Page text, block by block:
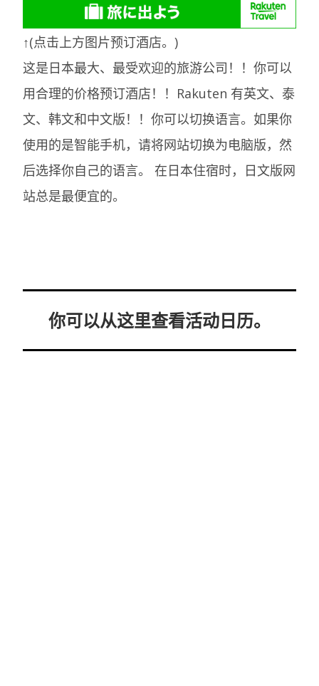
↑(点击上方图片预订酒店。)
这是日本最大、最受欢迎的旅游公司！！你可以
用合理的价格预订酒店！！Rakuten 有英文、泰
文、韩文和中文版！！你可以切换语言。如果你
使用的是智能手机，请将网站切换为电脑版，然
后选择你自己的语言。在日本住宿时，日文版网
站总是最便宜的。
你可以从这里查看活动日历。